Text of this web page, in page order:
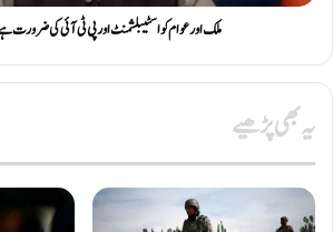
ملک اور عوام کو اسٹیبلشمنٹ اور پی ٹی آئی کی ضرورت
یہ بھی پڑھیے